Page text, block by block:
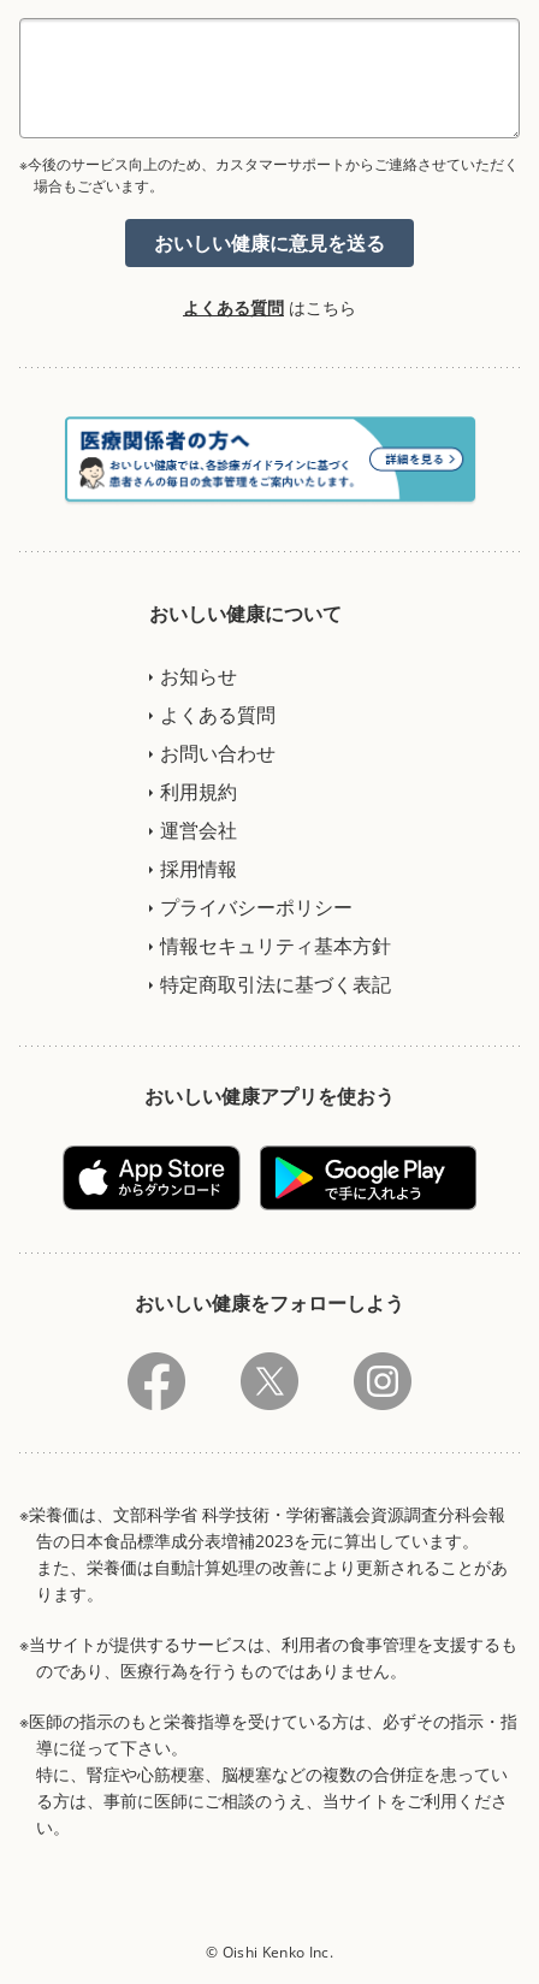
※今後のサービス向上のため、カスタマーサポートからご連絡させていただく
場合もございます。
よくある質問 はこちら
おいしい健康について
お知らせ
よくある質問
お問い合わせ
利用規約
運営会社
採用情報
プライバシーポリシー
情報セキュリティ基本方針
特定商取引法に基づく表記
おいしい健康アプリを使おう
おいしい健康をフォローしよう
※栄養価は、文部科学省 科学技術・学術審議会資源調査分科会報
告の日本食品標準成分表増補2023を元に算出しています。
また、栄養価は自動計算処理の改善により更新されることがあ
ります。
※当サイトが提供するサービスは、利用者の食事管理を支援するも
のであり、医療行為を行うものではありません。
※医師の指示のもと栄養指導を受けている方は、必ずその指示・指
導に従って下さい。
特に、腎症や心筋梗塞、脳梗塞などの複数の合併症を患ってい
る方は、事前に医師にご相談のうえ、当サイトをご利用くださ
い。
© Oishi Kenko Inc.